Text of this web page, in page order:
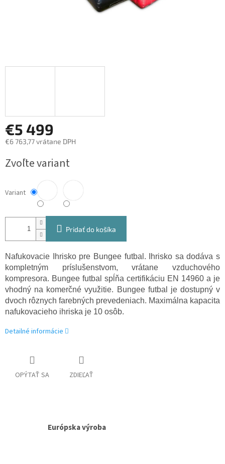
€5 499
€6 763,77 vrátane DPH
cena:
Zvoľte variant
Variant
Pridať do košíka
Nafukovacie Ihrisko pre Bungee futbal. Ihrisko sa dodáva s
kompletným príslušenstvom, vrátane vzduchového
kompresora. Bungee futbal spĺňa certifikáciu EN 14960 a je
vhodný na komerčné využitie. Bungee futbal je dostupný v
dvoch rôznych farebných prevedeniach. Maximálna kapacita
nafukovacieho ihriska je 10 osôb.
Detailné informácie
OPÝTAŤ SA ZDIEĽAŤ
Európska výroba